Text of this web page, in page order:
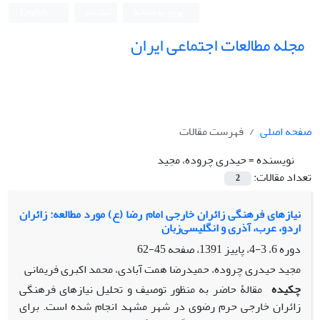
مجله مطالعات اجتماعی ایران
صفحه اصلی
فهرست مقالات
نویسنده =حیدری چروده، مجید
تعداد مقالات:
2
نیازهای فرهنگی زائران خارجی امام رضا (ع) مورد مطالعه: زائران
اردو، عرب، آذری و انگلیسی‌زبان
دوره 6، 3-4، پاییز 1391، صفحه
45-62
مجید حیدری چروده، حمیدرضا همت آبادی، محمد اکبری فریمانی
چکیده مقالۀ حاضر به منظور توصیف و تحلیل نیازهای فرهنگی
زائران خارجی حرم رضوی در شهر مشهد انجام شده است. برای